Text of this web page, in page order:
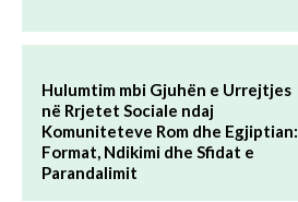
Hulumtim mbi Gjuhën e Urrejtjes
në Rrjetet Sociale ndaj
Komuniteteve Rom dhe Egjiptian:
Format, Ndikimi dhe Sfidat e
Parandalimit